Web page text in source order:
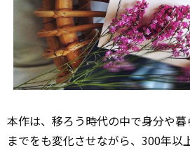
本作は、移ろう時代の中で身分や
までをも変化させながら、300年以